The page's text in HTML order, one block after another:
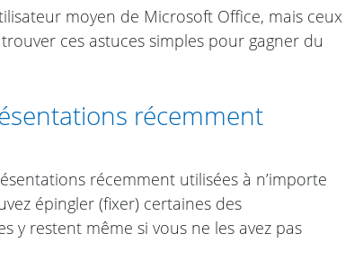
moyen de Microsoft Office, mais ceux
ces astuces simples pour gagner du
récemment
récemment utilisées à n’importe
épingler (fixer) certaines des
y restent même si vous ne les avez pas